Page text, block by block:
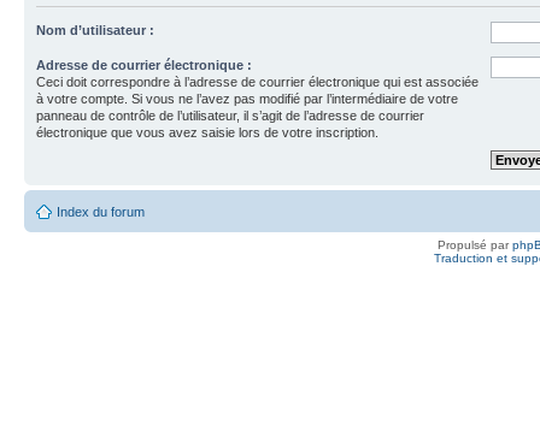
Nom d’utilisateur :
Adresse de courrier électronique :
Ceci doit correspondre à l’adresse de courrier électronique qui est associée
à votre compte. Si vous ne l’avez pas modifié par l’intermédiaire de votre
panneau de contrôle de l’utilisateur, il s’agit de l’adresse de courrier
électronique que vous avez saisie lors de votre inscription.
Index du forum
Propulsé par
Traduction et